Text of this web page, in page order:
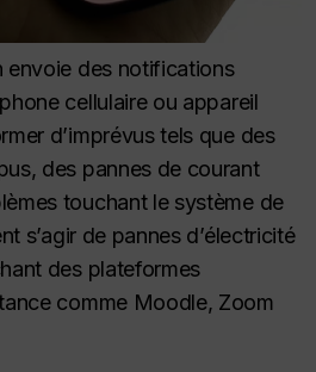
envoie des notifications
cellulaire ou appareil
d’imprévus tels que des
des pannes de courant
touchant le système de
s’agir de pannes d’électricité
des plateformes
comme Moodle, Zoom